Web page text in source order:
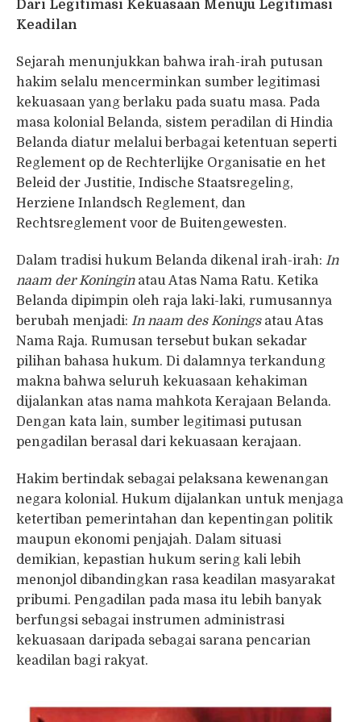
Dari Legitimasi Kekuasaan Menuju Legitimasi
Keadilan
Sejarah menunjukkan bahwa irah-irah putusan
hakim selalu mencerminkan sumber legitimasi
kekuasaan yang berlaku pada suatu masa. Pada
masa kolonial Belanda, sistem peradilan di Hindia
Belanda diatur melalui berbagai ketentuan seperti
Reglement op de Rechterlijke Organisatie en het
Beleid der Justitie, Indische Staatsregeling,
Herziene Inlandsch Reglement, dan
Rechtsreglement voor de Buitengewesten.
Dalam tradisi hukum Belanda dikenal irah-irah: In
naam der Koninginatau Atas Nama Ratu. Ketika
Belanda dipimpin oleh raja laki-laki, rumusannya
berubah menjadi: In naam des Konings atau Atas
Nama Raja. Rumusan tersebut bukan sekadar
pilihan bahasa hukum. Di dalamnya terkandung
makna bahwa seluruh kekuasaan kehakiman
dijalankan atas nama mahkota Kerajaan Belanda.
Dengan kata lain, sumber legitimasi putusan
pengadilan berasal dari kekuasaan kerajaan.
Hakim bertindak sebagai pelaksana kewenangan
negara kolonial. Hukum dijalankan untuk menjaga
ketertiban pemerintahan dan kepentingan politik
maupun ekonomi penjajah. Dalam situasi
demikian, kepastian hukum sering kali lebih
menonjol dibandingkan rasa keadilan masyarakat
pribumi. Pengadilan pada masa itu lebih banyak
berfungsi sebagai instrumen administrasi
kekuasaan daripada sebagai sarana pencarian
keadilan bagi rakyat.